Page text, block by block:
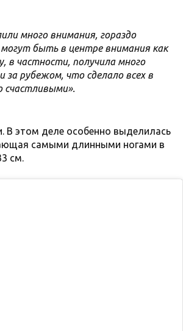
много внимания, гораздо
быть в центре внимания как
в частности, получила много
рубежом, что сделало всех в
счастливыми».
В этом деле особенно выделилась
самыми длинными ногами в
см.